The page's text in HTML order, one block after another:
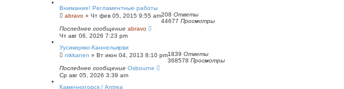
Внимание! Регламентные работы
abravo » Чт фев 05, 2015 9:55 am208 Ответы
44677 Просмотры
Последнее сообщение abravo
Чт авг 06, 2026 7:23 pm
Уусикиркко-Каннельярви
nikkanen » Вт июн 04, 2013 8:10 pm1839 Ответы
368578 Просмотры
Последнее сообщение Osbourne
Ср авг 05, 2026 3:39 am
Каменногорск / Antrea